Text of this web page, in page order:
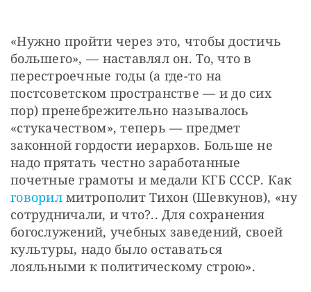
«Нужно пройти через это, чтобы достичь
большего», — наставлял он. То, что в
перестроечные годы (а где-то на
постсоветском пространстве — и до сих
пор) пренебрежительно называлось
«стукачеством», теперь — предмет
законной гордости иерархов. Больше не
надо прятать честно заработанные
говорил митрополит Тихон (Шевкунов), «ну
сотрудничали, и что?.. Для сохранения
богослужений, учебных заведений, своей
культуры, надо было оставаться
лояльными к политическому строю».